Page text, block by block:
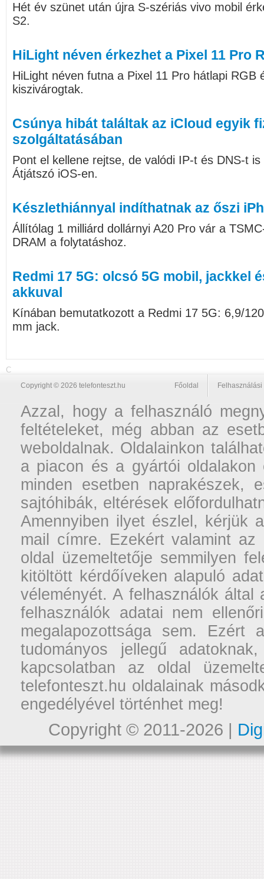
Hét év szünet után újra S-szériás vivo mobil
S2.
HiLight néven érkezhet a Pixel 11 Pro
HiLight néven futna a Pixel 11 Pro hátlapi RGB
kiszivárogtak.
Csúnya hibát találtak az iCloud egyik
szolgáltatásában
Pont el kellene rejtse, de valódi IP-t és DNS-t
Átjátszó iOS-en.
Készlethiánnyal indíthatnak az őszi
Állítólag 1 milliárd dollárnyi A20 Pro vár a
DRAM a folytatáshoz.
Redmi 17 5G: olcsó 5G mobil, jackkel
akkuval
Kínában bemutatkozott a Redmi 17 5G: 6,9/
mm jack.
C
Copyright © 2026 telefonteszt.hu Főoldal
Azzal, hogy a felhasználó
feltételeket, még abban az
weboldalnak. Oldalainkon
a piacon és a gyártói oldalakon
minden esetben naprakészek,
sajtóhibák, eltérések
Amennyiben ilyet észlel, kérjük
mail címre. Ezekért valamint
oldal üzemeltetője semmilyen
kitöltött kérdőíveken alapuló
véleményét. A felhasználók
felhasználók adatai nem
megalapozottsága sem. Ezért
tudományos jellegű
kapcsolatban az oldal
telefonteszt.hu oldalainak
engedélyével történhet meg!
Copyright © 2011-2026 |